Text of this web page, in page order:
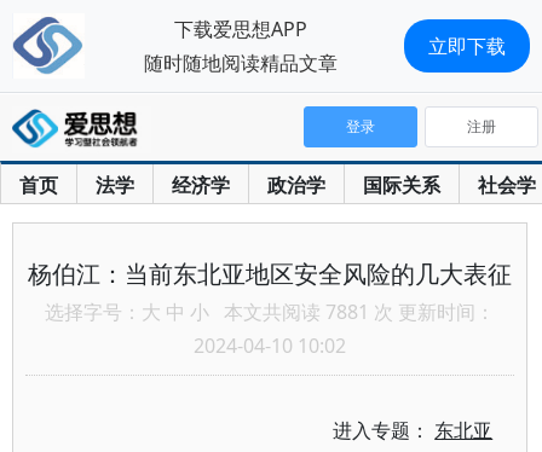
首页 法学 经济学 政治学 国际关系 社会学
登录 注册
杨伯江：当前东北亚地区安全风险的几大表征
选择字号： 大 中 小 本文共阅读 7881 次 更新时间：
2024-04-10 10:02
进入专题： 东北亚
下载爱思想APP
随时随地阅读精品文章
立即下载